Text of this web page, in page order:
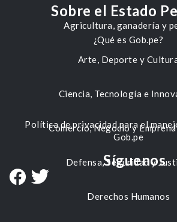
Agricultura, ganadería y
Arte, Deporte y
Ciencia, Tecnología e
Comercio, Negocio y
Defensa, Seguridad y
Derechos Humanos
Sobre el Estado
¿Qué es Gob.pe?
Política de privacidad para el
Gob.pe
Síguenos